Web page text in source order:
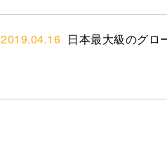
2019.04.16 日本最大級のグロ